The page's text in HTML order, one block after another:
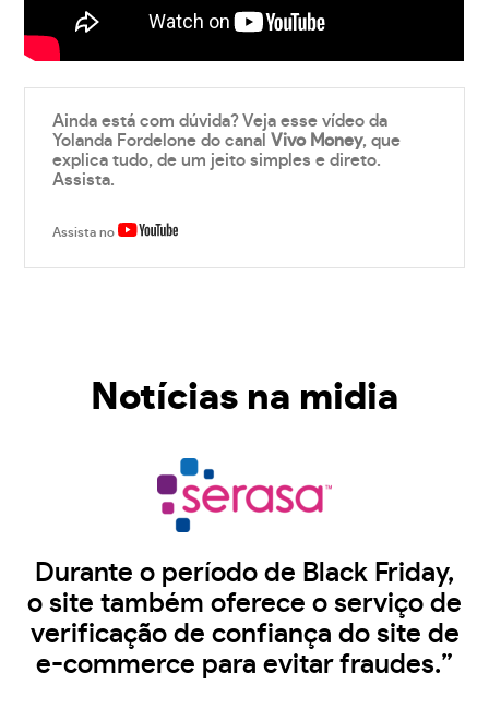
Ainda está com dúvida? Veja esse vídeo da
Yolanda Fordelone do canalVivo Money, que
explica tudo, de um jeito simples e direto.
Assista.
Assista no
Notícias na midia
Durante o período de Black Friday,
o site também oferece o serviço de
verificação de confiança do site de
e-commerce para evitar fraudes.”